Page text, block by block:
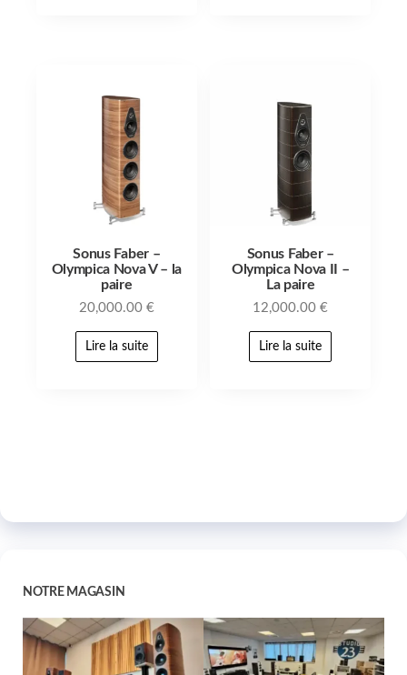
Sonus Faber –
Olympica Nova V – la
paire
20,000.00 €
Lire la suite
Sonus Faber –
Olympica Nova II –
La paire
12,000.00€
Lire la suite
NOTRE MAGASIN